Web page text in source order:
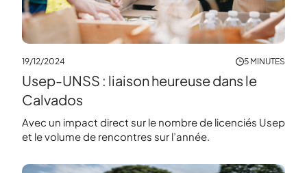
19/12/2024 5 MINUTES
Usep-UNSS : liaison heureuse dans le
Calvados
Avec un impact direct sur le nombre de licenciés Usep
et le volume de rencontres sur l’année.